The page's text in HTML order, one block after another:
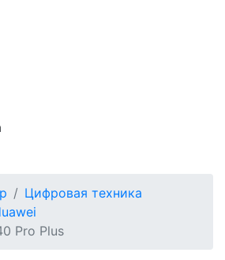
Цифровая техника
Pro Plus